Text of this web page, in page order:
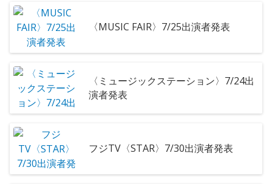
〈MUSIC FAIR〉7/25出演者発表
〈ミュージックステーション〉7/24出
演者発表
フジTV〈STAR〉7/30出演者発表